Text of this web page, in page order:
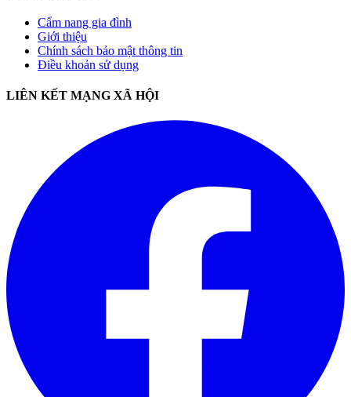
Cẩm nang gia đình
Giới thiệu
Chính sách bảo mật thông tin
Điều khoản sử dụng
LIÊN KẾT MẠNG XÃ HỘI